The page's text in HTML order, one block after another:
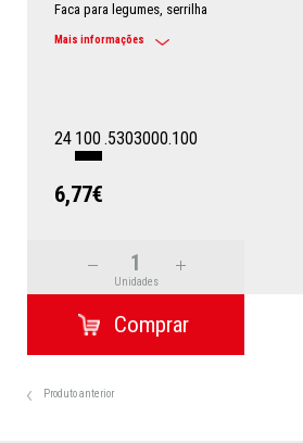
Faca para legumes, serrilha
Mais informações
24 100 .5303000.100
6,77€
Unidades
Produto anterior